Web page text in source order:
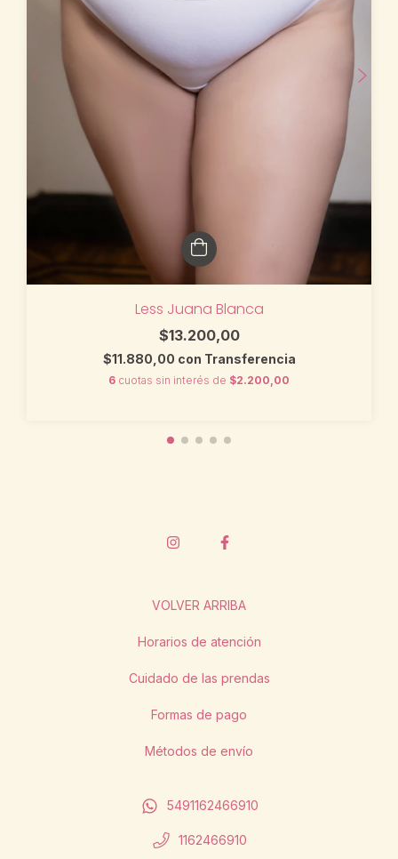
Less Juana Blanca
$13.200,00
$11.880,00 con Transferencia
6 cuotas sin interés de $2.200,00
VOLVER ARRIBA
Horarios de atención
Cuidado de las prendas
Formas de pago
Métodos de envío
5491162466910
1162466910